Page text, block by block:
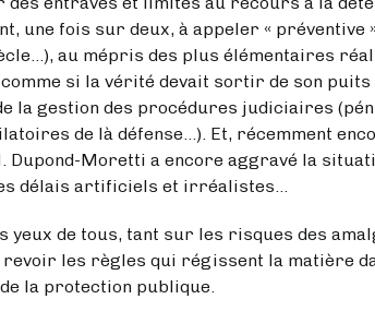
une fois sur deux, à appeler « préventive
au mépris des plus élémentaires
si la vérité devait sortir de son
la gestion des procédures judiciaires
de là défense…). Et, récemment
Dupond-Moretti a encore aggravé la
délais artificiels et irréalistes…
de tous, tant sur les risques des
les règles qui régissent la matière
la protection publique.